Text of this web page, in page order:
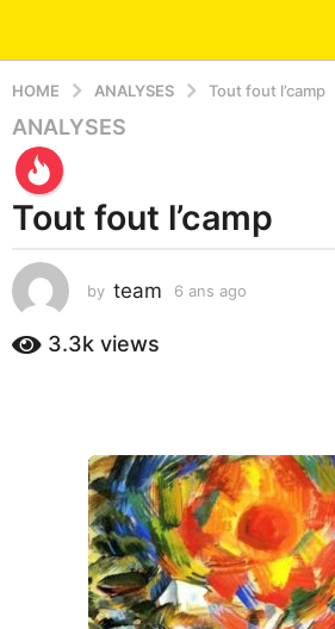
HOME ANALYSES Tout fout l’camp
6
a
n
s
g
o
a
ANALYSES
Tout fout l’camp
by team 6 ans ago
3.3k views